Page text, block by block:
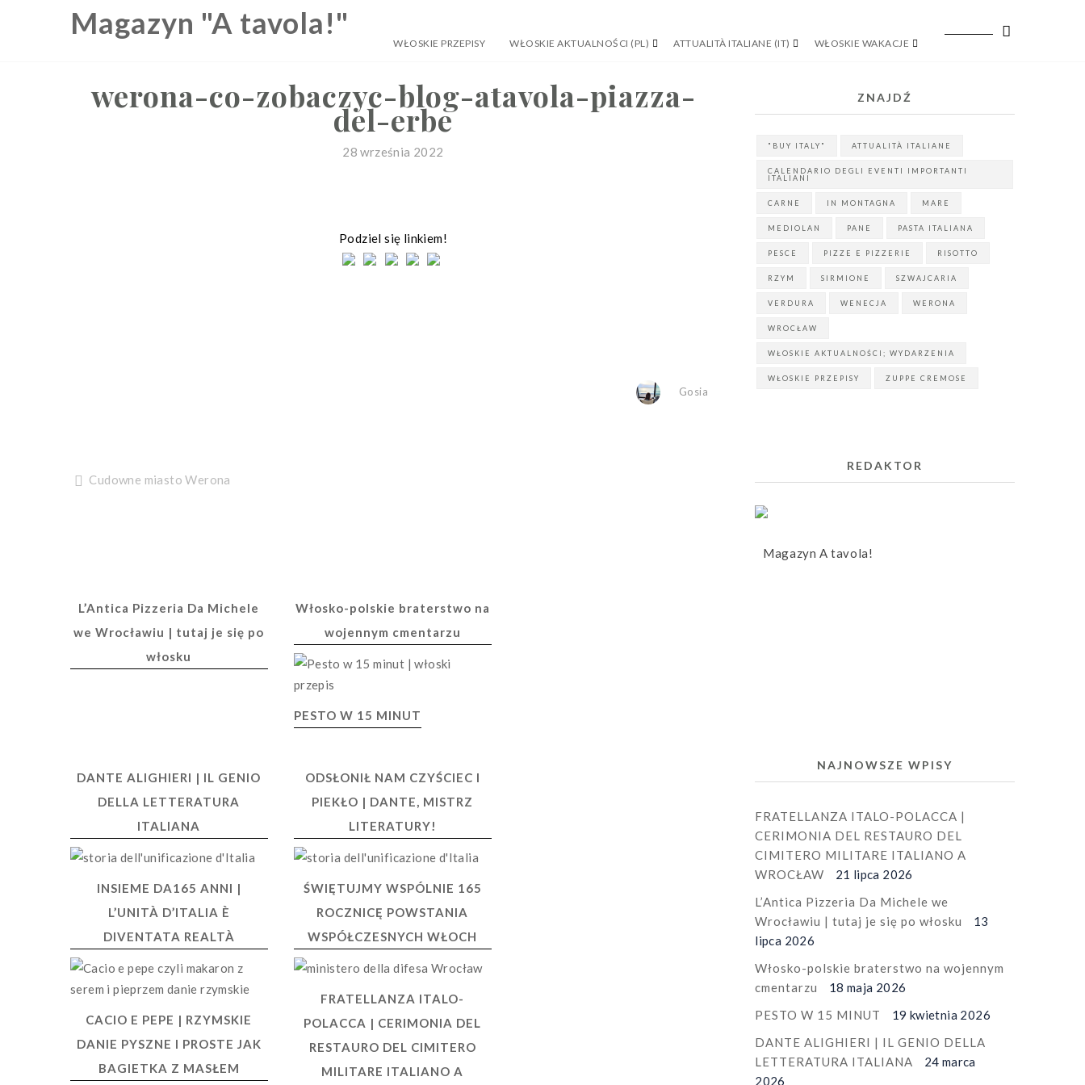
Magazyn "A tavola!"
WŁOSKIE PRZEPISY WŁOSKIE AKTUALNOŚCI (PL) ATTUALITÀ ITALIANE (IT) WŁOSKIE WAKACJE
werona-co-zobaczyc-blog-atavola-piazza-
del-erbe
28 września 2022
Podziel się linkiem!
Gosia
Nawigacja
wpisu
Cudowne miasto Werona
L’Antica Pizzeria Da Michele
we Wrocławiu | tutaj je się po
włosku
Włosko-polskie braterstwo na
wojennym cmentarzu
PESTO W 15 MINUT
DANTE ALIGHIERI | IL GENIO
DELLA LETTERATURA
ITALIANA
ODSŁONIŁ NAM CZYŚCIEC I
PIEKŁO | DANTE, MISTRZ
LITERATURY!
INSIEME DA165 ANNI |
L’UNITÀ D’ITALIA È
DIVENTATA REALTÀ
ŚWIĘTUJMY WSPÓLNIE 165
ROCZNICĘ POWSTANIA
WSPÓŁCZESNYCH WŁOCH
CACIO E PEPE | RZYMSKIE
DANIE PYSZNE I PROSTE JAK
BAGIETKA Z MASŁEM
FRATELLANZA ITALO-
POLACCA | CERIMONIA DEL
RESTAURO DEL CIMITERO
MILITARE ITALIANO A
ZNAJDŹ
"BUY ITALY" ATTUALITÀ ITALIANE
CALENDARIO DEGLI EVENTI IMPORTANTI
ITALIANI
CARNE IN MONTAGNA MARE
MEDIOLAN PANE PASTA ITALIANA
PESCE PIZZE E PIZZERIE RISOTTO
RZYM SIRMIONE SZWAJCARIA
VERDURA WENECJA WERONA
WROCŁAW
WŁOSKIE AKTUALNOŚCI; WYDARZENIA
WŁOSKIE PRZEPISY ZUPPE CREMOSE
REDAKTOR
Magazyn A tavola!
NAJNOWSZE WPISY
FRATELLANZA ITALO-POLACCA |
CERIMONIA DEL RESTAURO DEL
CIMITERO MILITARE ITALIANO A
WROCŁAW
21 lipca 2026
L’Antica Pizzeria Da Michele we
Wrocławiu | tutaj je się po włosku
13
lipca 2026
Włosko-polskie braterstwo na wojennym
cmentarzu
18 maja 2026
PESTO W 15 MINUT
19 kwietnia 2026
DANTE ALIGHIERI | IL GENIO DELLA
LETTERATURA ITALIANA
24 marca
2026